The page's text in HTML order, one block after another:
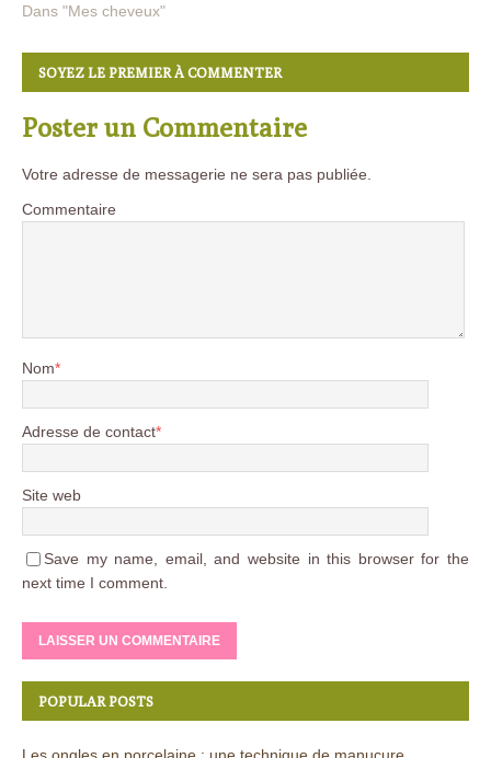
Dans "Mes cheveux"
SOYEZ LE PREMIER À COMMENTER
Poster un Commentaire
Votre adresse de messagerie ne sera pas publiée.
Commentaire
Nom*
Adresse de contact*
Site web
Save my name, email, and website in this browser for the
next time I comment.
POPULAR POSTS
Les ongles en porcelaine : une technique de manucure